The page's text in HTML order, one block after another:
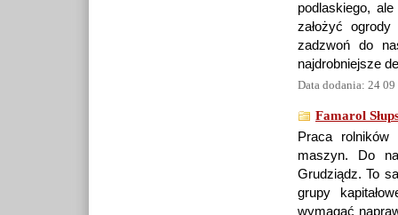
podlaskiego,
założyć
zadzwoń do
najdrobniejsze
Data dodania: 24
Famarol
Praca rolników
maszyn. Do
Grudziądz. To
grupy
wymagać